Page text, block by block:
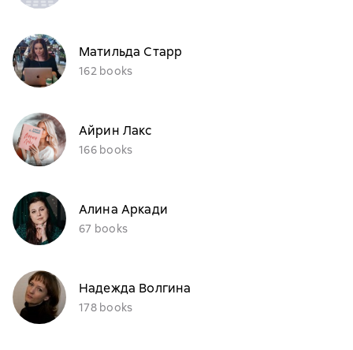
Матильда Старр
162 books
Айрин Лакс
166 books
Алина Аркади
67 books
Надежда Волгина
178 books